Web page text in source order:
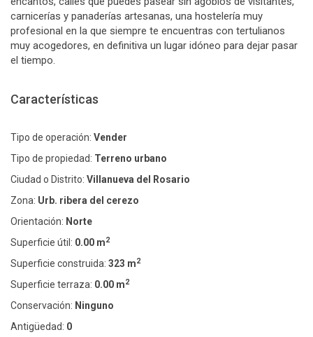
carnicerías y panaderías artesanas, una hostelería muy
profesional en la que siempre te encuentras con tertulianos
muy acogedores, en definitiva un lugar idóneo para dejar pasar
el tiempo.
Características
Tipo de operación: Vender
Tipo de propiedad: Terreno urbano
Ciudad o Distrito: Villanueva del Rosario
Zona: Urb. ribera del cerezo
Orientación: Norte
Superficie útil: 0.00 m2
Superficie construida: 323 m2
Superficie terraza: 0.00 m2
Conservación: Ninguno
Antigüedad: 0